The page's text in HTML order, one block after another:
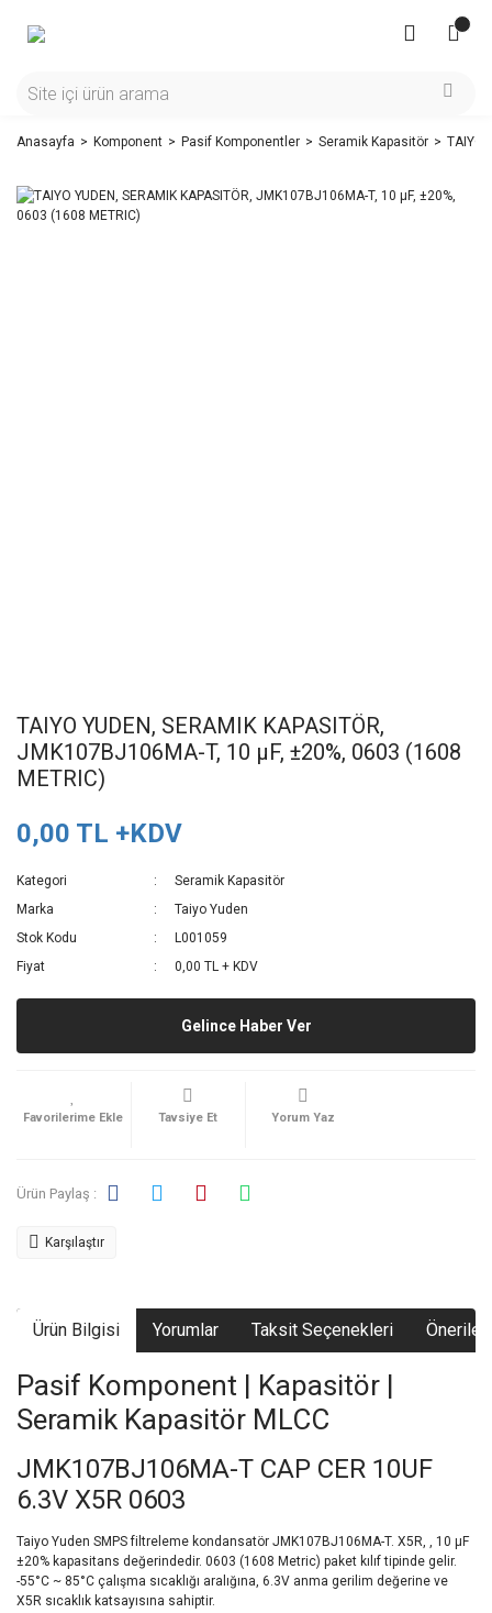
Anasayfa Komponent Pasif Komponentler Seramik Kapasitör TAIYO
TAIYO YUDEN, SERAMIK KAPASITÖR,
JMK107BJ106MA-T, 10 µF, ±20%, 0603 (1608
METRIC)
0,00 TL +KDV
Kategori
Seramik Kapasitör
Marka
Taiyo Yuden
Stok Kodu
L001059
Fiyat
0,00 TL + KDV
Gelince Haber Ver
Tavsiye Et Yorum Yaz
Ürün Paylaş :
Karşılaştır
Ürün Bilgisi Yorumlar Taksit Seçenekleri
Pasif Komponent | Kapasitör |
Seramik Kapasitör MLCC
JMK107BJ106MA-T CAP CER 10UF
6.3V X5R 0603
Taiyo Yuden SMPS filtreleme kondansatör JMK107BJ106MA-T. X5R, , 10 µF
±20% kapasitans değerindedir. 0603 (1608 Metric) paket kılıf tipinde gelir.
-55°C ~ 85°C çalışma sıcaklığı aralığına, 6.3V anma gerilim değerine ve
X5R sıcaklık katsayısına sahiptir.